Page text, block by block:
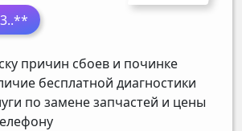
..**
причин сбоев и починке
бесплатной диагностики
по замене запчастей и цены